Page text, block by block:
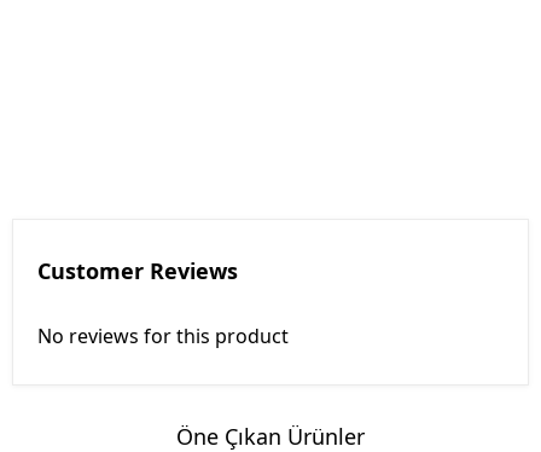
Customer Reviews
No reviews for this product
Öne Çıkan Ürünler